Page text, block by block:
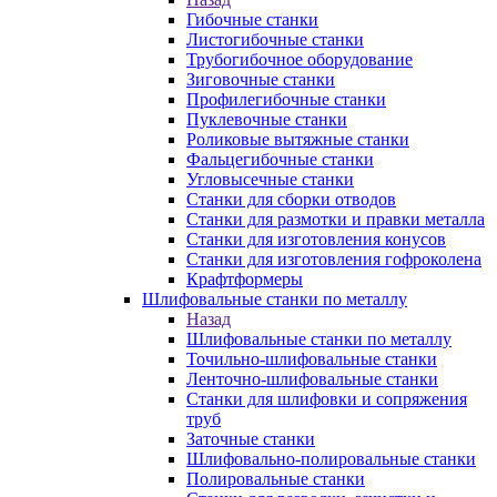
Гибочные станки
Листогибочные станки
Трубогибочное оборудование
Зиговочные станки
Профилегибочные станки
Пуклевочные станки
Роликовые вытяжные станки
Фальцегибочные станки
Угловысечные станки
Станки для сборки отводов
Станки для размотки и правки металла
Станки для изготовления конусов
Станки для изготовления гофроколена
Крафтформеры
Шлифовальные станки по металлу
Назад
Шлифовальные станки по металлу
Точильно-шлифовальные станки
Ленточно-шлифовальные станки
Станки для шлифовки и сопряжения
труб
Заточные станки
Шлифовально-полировальные станки
Полировальные станки